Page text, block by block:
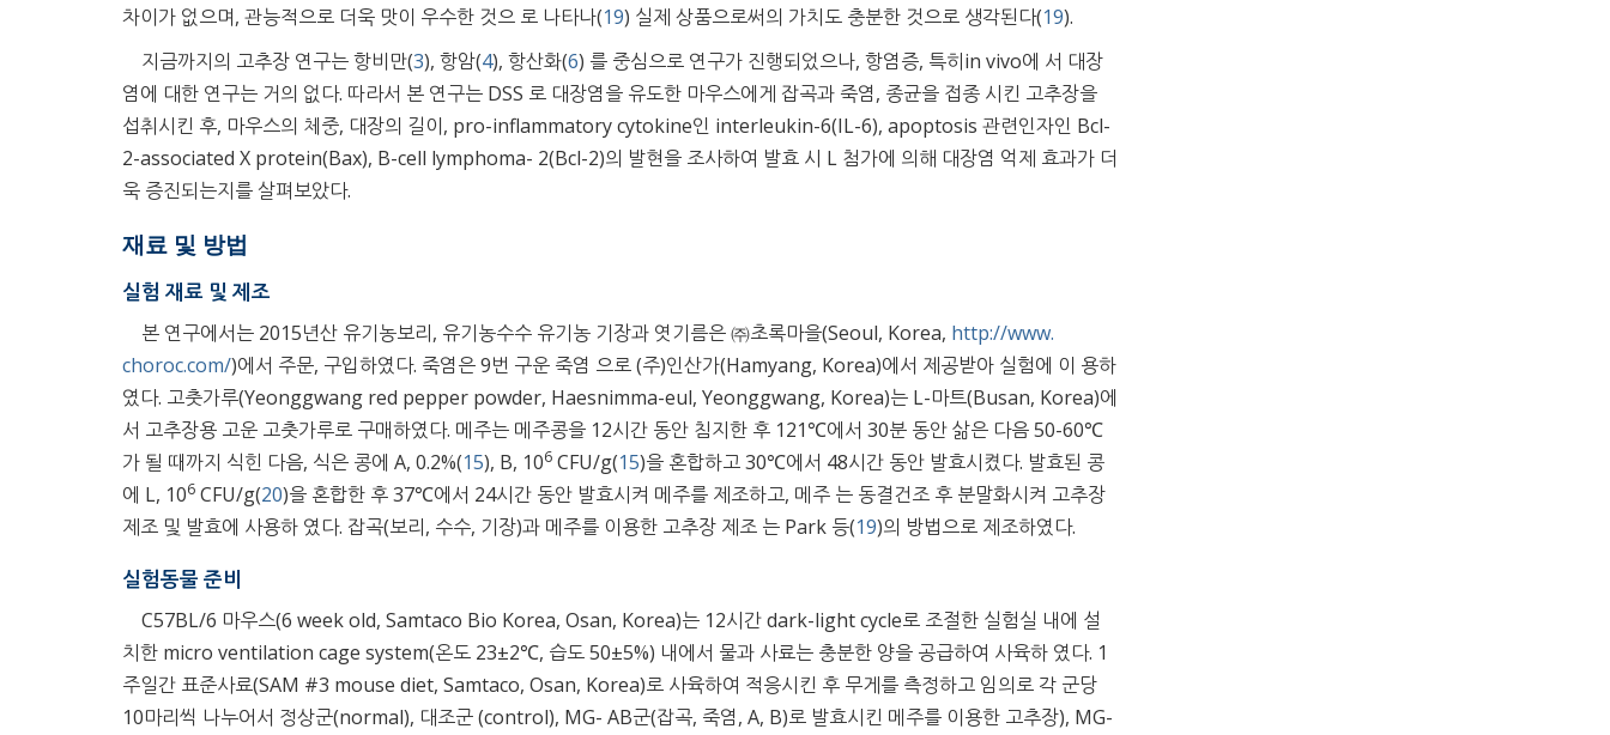
차이가 없으며, 관능적으로 더욱 맛이 우수한 것으 로 나타나(19) 실제 상품으로써의 가치도 충분한 것으로 생각된다(19).
지금까지의 고추장 연구는 항비만(3), 항암(4), 항산화(6) 를 중심으로 연구가 진행되었으나, 항염증, 특히in vivo에 서 대장
염에 대한 연구는 거의 없다. 따라서 본 연구는 DSS 로 대장염을 유도한 마우스에게 잡곡과 죽염, 종균을 접종 시킨 고추장을
섭취시킨 후, 마우스의 체중, 대장의 길이, pro-inflammatory cytokine인 interleukin-6(IL-6), apoptosis 관련인자인 Bcl-
2-associated X protein(Bax), B-cell lymphoma- 2(Bcl-2)의 발현을 조사하여 발효 시 L 첨가에 의해 대장염 억제 효과가 더
욱 증진되는지를 살펴보았다.
재료 및 방법
실험 재료 및 제조
본 연구에서는 2015년산 유기농보리, 유기농수수 유기농 기장과 엿기름은 ㈜초록마을(Seoul, Korea, http://www.
choroc.com/)에서 주문, 구입하였다. 죽염은 9번 구운 죽염 으로 (주)인산가(Hamyang, Korea)에서 제공받아 실험에 이 용하
였다. 고춧가루(Yeonggwang red pepper powder, Haesnimma-eul, Yeonggwang, Korea)는 L-마트(Busan, Korea)에
서 고추장용 고운 고춧가루로 구매하였다. 메주는 메주콩을 12시간 동안 침지한 후 121℃에서 30분 동안 삶은 다음 50-60℃
가 될 때까지 식힌 다음, 식은 콩에 A, 0.2%(15), B, 106 CFU/g(15)을 혼합하고 30℃에서 48시간 동안 발효시켰다. 발효된 콩
에 L, 106 CFU/g(20)을 혼합한 후 37℃에서 24시간 동안 발효시켜 메주를 제조하고, 메주 는 동결건조 후 분말화시켜 고추장
제조 및 발효에 사용하 였다. 잡곡(보리, 수수, 기장)과 메주를 이용한 고추장 제조 는 Park 등(19)의 방법으로 제조하였다.
실험동물 준비
C57BL/6 마우스(6 week old, Samtaco Bio Korea, Osan, Korea)는 12시간 dark-light cycle로 조절한 실험실 내에 설
치한 micro ventilation cage system(온도 23±2℃, 습도 50±5%) 내에서 물과 사료는 충분한 양을 공급하여 사육하 였다. 1
주일간 표준사료(SAM #3 mouse diet, Samtaco, Osan, Korea)로 사육하여 적응시킨 후 무게를 측정하고 임의로 각 군당
10마리씩 나누어서 정상군(normal), 대조군 (control), MG- AB군(잡곡, 죽염, A, B)로 발효시킨 메주를 이용한 고추장), MG-